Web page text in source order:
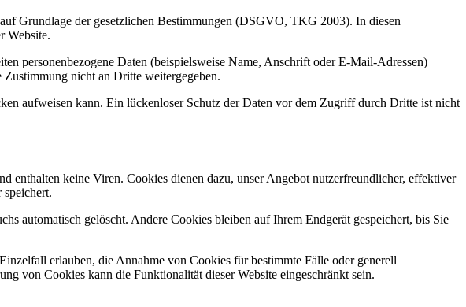
Grundlage der gesetzlichen Bestimmungen (DSGVO, TKG 2003). In diesen
Website.
personenbezogene Daten (beispielsweise Name, Anschrift oder E-Mail-Adressen)
nicht an Dritte weitergegeben.
aufweisen kann. Ein lückenloser Schutz der Daten vor dem Zugriff durch Dritte ist nicht
enthalten keine Viren. Cookies dienen dazu, unser Angebot nutzerfreundlicher, effektiver
automatisch gelöscht. Andere Cookies bleiben auf Ihrem Endgerät gespeichert, bis Sie
erlauben, die Annahme von Cookies für bestimmte Fälle oder generell
von Cookies kann die Funktionalität dieser Website eingeschränkt sein.